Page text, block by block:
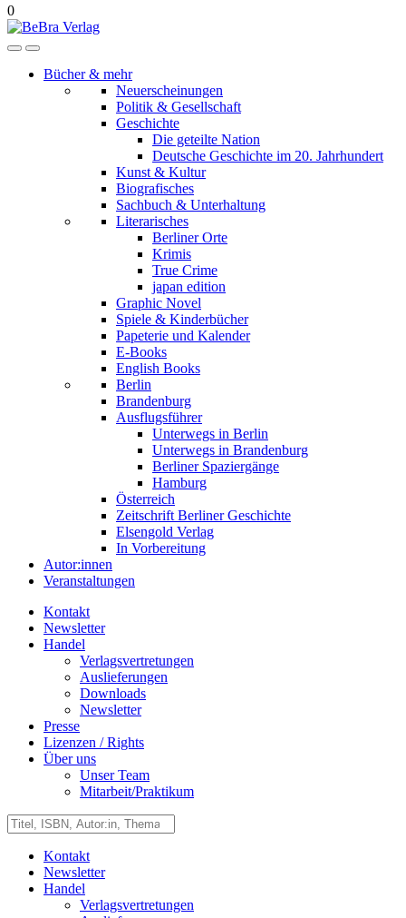
0
Bücher & mehr
Neuerscheinungen
Politik & Gesellschaft
Geschichte
Die geteilte Nation
Deutsche Geschichte im 20. Jahrhundert
Kunst & Kultur
Biografisches
Sachbuch & Unterhaltung
Literarisches
Berliner Orte
Krimis
True Crime
japan edition
Graphic Novel
Spiele & Kinderbücher
Papeterie und Kalender
E-Books
English Books
Berlin
Brandenburg
Ausflugsführer
Unterwegs in Berlin
Unterwegs in Brandenburg
Berliner Spaziergänge
Hamburg
Österreich
Zeitschrift Berliner Geschichte
Elsengold Verlag
In Vorbereitung
Autor:innen
Veranstaltungen
Kontakt
Newsletter
Handel
Verlagsvertretungen
Auslieferungen
Downloads
Newsletter
Presse
Lizenzen / Rights
Über uns
Unser Team
Mitarbeit/Praktikum
Kontakt
Newsletter
Handel
Verlagsvertretungen